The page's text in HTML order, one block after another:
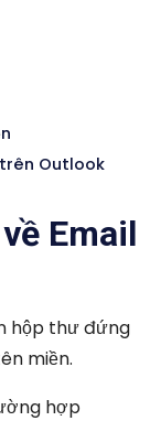
Outlook
Email
hộp thư đứng
miền.
hợp